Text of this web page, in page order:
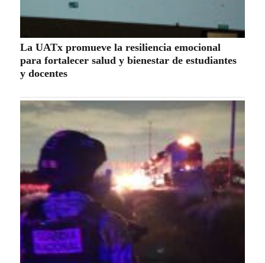
La UATx promueve la resiliencia emocional
para fortalecer salud y bienestar de estudiantes
y docentes